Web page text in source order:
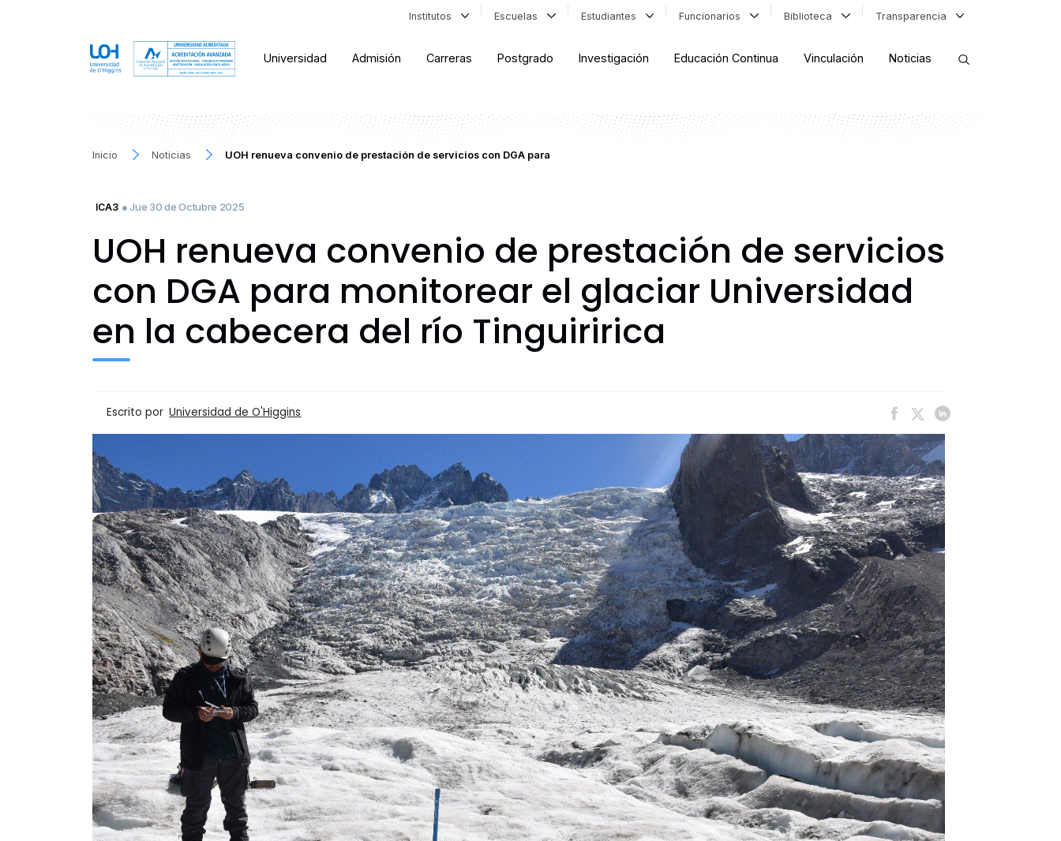
Institutos Escuelas Estudiantes Funcionarios Biblioteca Transparencia
Universidad Admisión Carreras Postgrado Investigación Educación Continua Vinculación Noticias
Inicio Noticias UOH renueva convenio de prestación de servicios con DGA para
ICA3 ● Jue 30 de Octubre 2025
UOH renueva convenio de prestación de servicios
con DGA para monitorear el glaciar Universidad
en la cabecera del río Tinguiririca
Escrito por Universidad de O'Higgins